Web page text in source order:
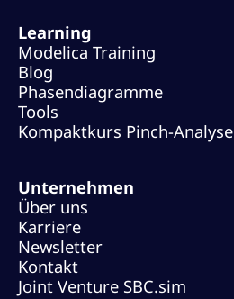
Learning
Modelica Training
Blog
Phasendiagramme
Tools
Kompaktkurs Pinch-Analyse
Unternehmen
Über uns
Karriere
Newsletter
Kontakt
Joint Venture SBC.sim